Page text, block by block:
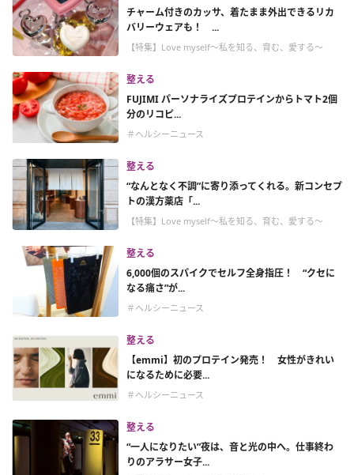
チャーム付きのカッサ、着たまま外出できるリカ
バリーウェアも！ ...
【特集】Love myself～私を知る、育む、愛する～
整える
FUJIMI パーソナライズプロテインからトマト2個
分のリコピ...
＃ヘルシーニュース
整える
“なんとなく不調”に寄り添ってくれる。新コンセプ
トの漢方薬店「...
【特集】Love myself～私を知る、育む、愛する～
整える
6,000個のスパイクでセルフ全身指圧！ “クセに
なる痛さ”が...
＃ヘルシーニュース
整える
【emmi】初のプロテイン発売！ 女性がきれい
になるために必要...
＃ヘルシーニュース
整える
“一人になりたい”夜は、音と光の中へ。仕事終わ
りのアラサー女子...